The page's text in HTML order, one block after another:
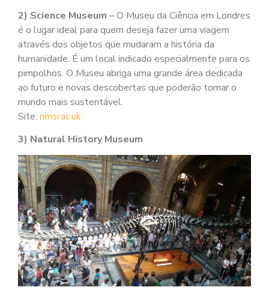
2) Science Museum – O Museu da Ciência em Londres
é o lugar ideal para quem deseja fazer uma viagem
através dos objetos que mudaram a história da
humanidade. É um local indicado especialmente para os
pimpolhos. O Museu abriga uma grande área dedicada
ao futuro e novas descobertas que poderão tornar o
mundo mais sustentável.
Site: nmsi.ac.uk
3) Natural History Museum